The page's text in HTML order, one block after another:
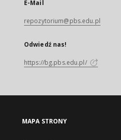
E-Mail
repozytorium@pbs.edu.pl
Odwiedź nas!
https://bg.pbs.edu.pl/
MAPA STRONY